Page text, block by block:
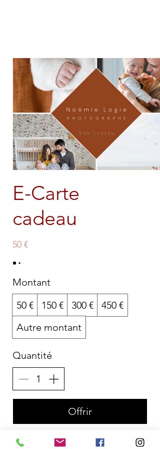
E-Carte
cadeau
50 €
Montant
50 €
150 € 300 €
450 €
Autre montant
Quantité
Offrir